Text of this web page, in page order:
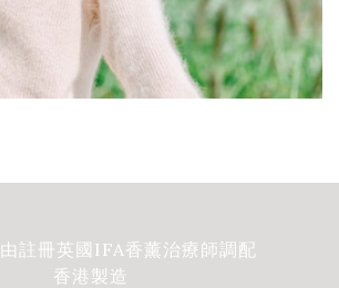
註冊英國IFA香薰治療師調配
香港製造